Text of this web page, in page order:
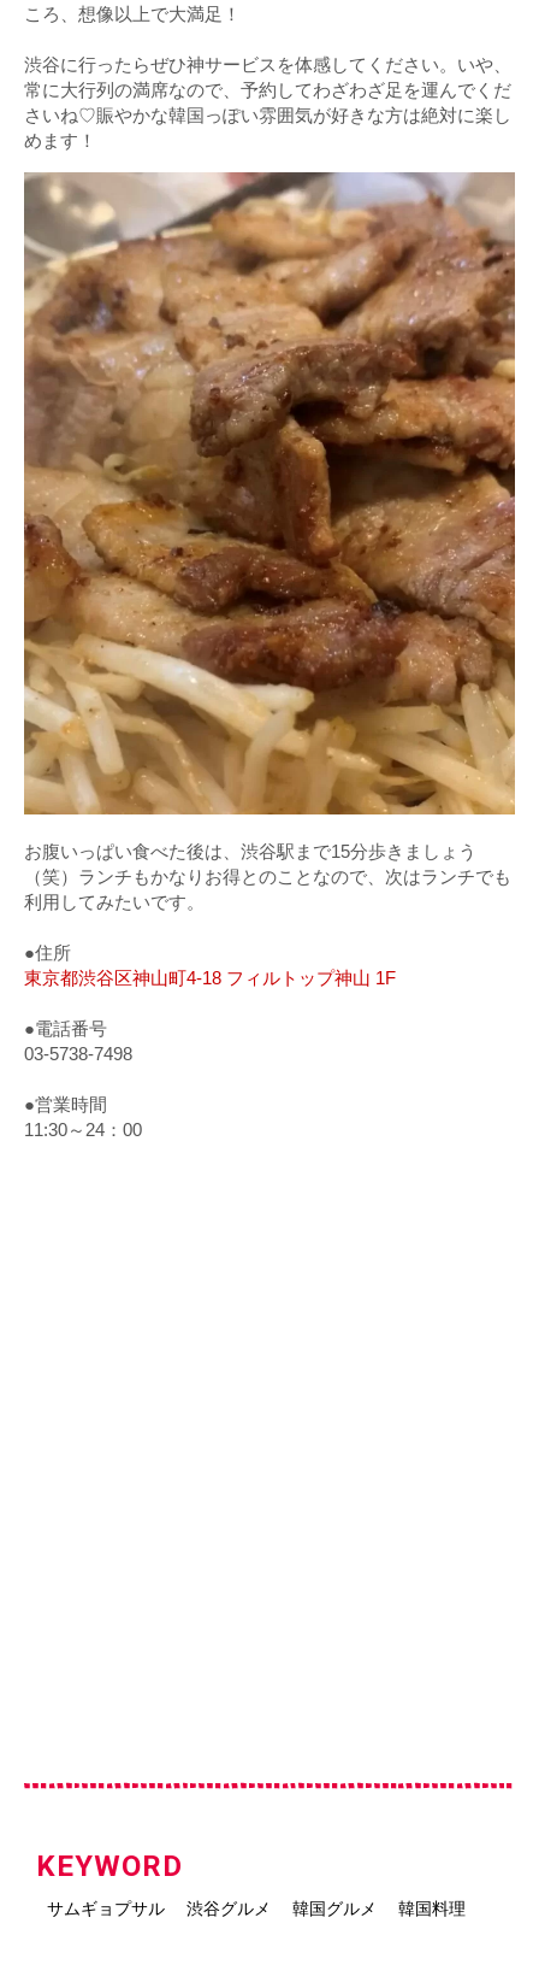
ころ、想像以上で大満足！
渋谷に行ったらぜひ神サービスを体感してください。いや、
常に大行列の満席なので、予約してわざわざ足を運んでくだ
さいね♡賑やかな韓国っぽい雰囲気が好きな方は絶対に楽し
めます！
お腹いっぱい食べた後は、渋谷駅まで15分歩きましょう
（笑）ランチもかなりお得とのことなので、次はランチでも
利用してみたいです。
●住所
東京都渋谷区神山町4-18 フィルトップ神山 1F
●電話番号
03-5738-7498
●営業時間
11:30～24：00
KEYWORD
サムギョプサル 渋谷グルメ 韓国グルメ 韓国料理